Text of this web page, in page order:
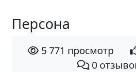
Персона
5 771 просмотр
0